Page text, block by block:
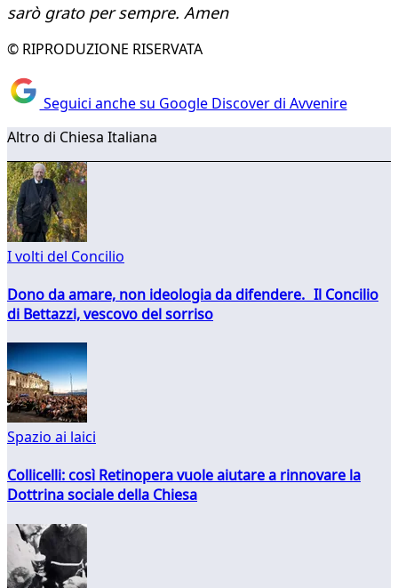
sarò grato per sempre. Amen
© RIPRODUZIONE RISERVATA
Seguici anche su Google Discover di Avvenire
Altro di Chiesa Italiana
I volti del Concilio
Dono da amare, non ideologia da difendere. Il Concilio
di Bettazzi, vescovo del sorriso
Spazio ai laici
Collicelli: così Retinopera vuole aiutare a rinnovare la
Dottrina sociale della Chiesa